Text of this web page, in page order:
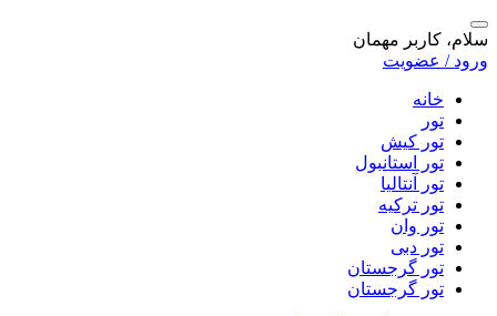
سلام، کاربر مهمان
ورود / عضویت
خانه
تور
تور کیش
تور استانبول
تور آنتالیا
تور ترکیه
تور وان
تور دبی
تور گرجستان
تور گرجستان